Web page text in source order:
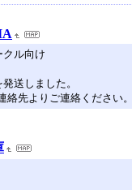
クル向け
送しました。
絡先よりご連絡ください